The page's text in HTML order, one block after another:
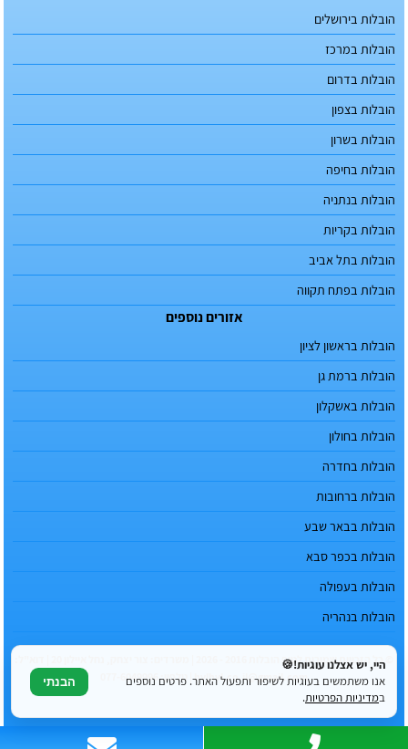
הובלות בירושלים
הובלות במרכז
הובלות בדרום
הובלות בצפון
הובלות בשרון
הובלות בחיפה
הובלות בנתניה
הובלות בקריות
הובלות בתל אביב
הובלות בפתח תקווה
אזורים נוספים
הובלות בראשון לציון
הובלות ברמת גן
הובלות באשקלון
הובלות בחולון
הובלות בחדרה
הובלות ברחובות
הובלות בבאר שבע
הובלות בכפר סבא
הובלות בעפולה
הובלות בנהריה
hvlhvl.co.il@gmail.com | טלפון: 077-6049996
היי, יש אצלנו עוגיות!🍪
אנו משתמשים בעוגיות לשיפור ותפעול האתר. פרטים נוספים
במדיניות הפרטיות.
הבנתי